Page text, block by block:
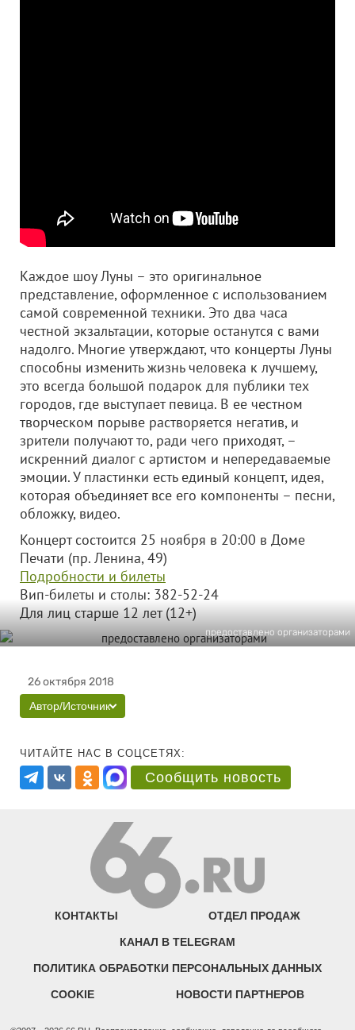
Каждое шоу Луны – это оригинальное
представление, оформленное с использованием
самой современной техники. Это два часа
честной экзальтации, которые останутся с вами
надолго. Многие утверждают, что концерты Луны
способны изменить жизнь человека к лучшему,
это всегда большой подарок для публики тех
городов, где выступает певица. В ее честном
творческом порыве растворяется негатив, и
зрители получают то, ради чего приходят, –
искренний диалог с артистом и непередаваемые
эмоции. У пластинки есть единый концепт, идея,
которая объединяет все его компоненты – песни,
обложку, видео.
Концерт состоится 25 ноября в 20:00 в Доме
Печати (пр. Ленина, 49)
Подробности и билеты
Вип-билеты и столы: 382-52-24
Для лиц старше 12 лет (12+)
предоставлено организаторами
26 октября 2018
Автор/Источник
ЧИТАЙТЕ НАС В СОЦСЕТЯХ:
Сообщить новость
КОНТАКТЫ ОТДЕЛ ПРОДАЖ
КАНАЛ В TELEGRAM
ПОЛИТИКА ОБРАБОТКИ ПЕРСОНАЛЬНЫХ ДАННЫХ
COOKIE НОВОСТИ ПАРТНЕРОВ